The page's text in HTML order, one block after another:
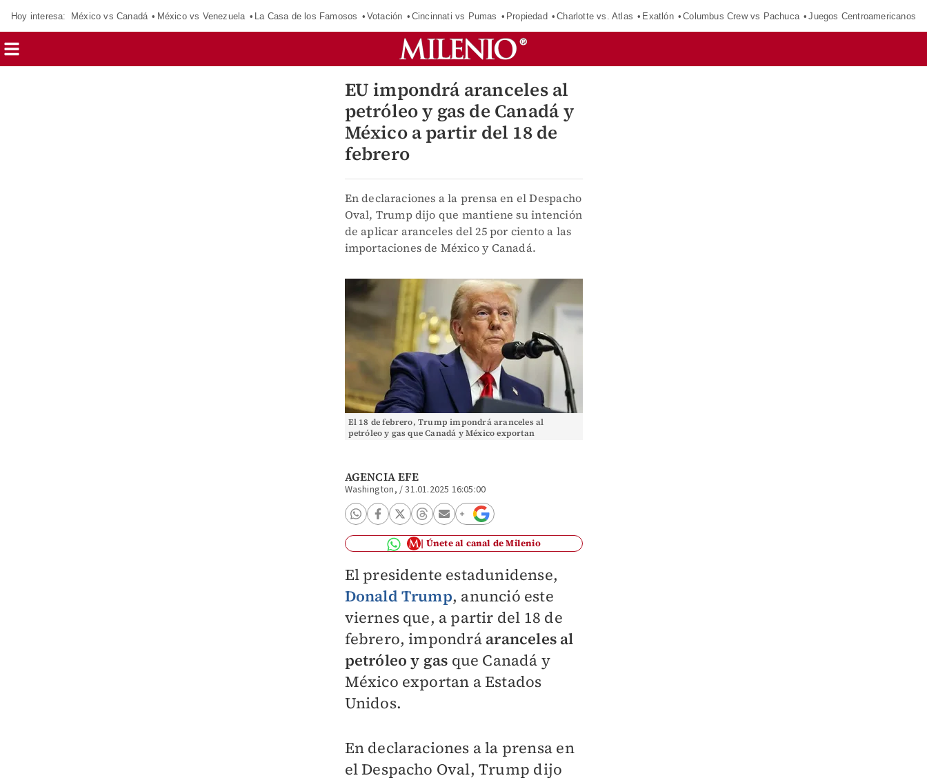
Hoy interesa: México vs Canadá México vs Venezuela La Casa de los Famosos Votación Cincinnati vs Pumas Propiedad Charlotte vs. Atlas Exatlón Columbus Crew vs Pachuca Juegos Centroamericanos
EU impondrá aranceles al
petróleo y gas de Canadá y
México a partir del 18 de
febrero
En declaraciones a la prensa en el Despacho
Oval, Trump dijo que mantiene su intención
de aplicar aranceles del 25 por ciento a las
importaciones de México y Canadá.
El 18 de febrero, Trump impondrá aranceles al
petróleo y gas que Canadá y México exportan
AGENCIA EFE
Washington, /31.01.2025 16:05:00
Únete al canal de Milenio
El presidente estadunidense,
Donald Trump, anunció este
viernes que, a partir del 18 de
febrero, impondrá aranceles al
petróleo y gas que Canadá y
México exportan a Estados
Unidos.
En declaraciones a la prensa en
el Despacho Oval, Trump dijo